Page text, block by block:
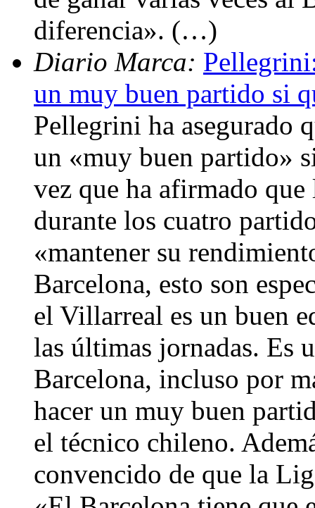
diferencia». (…)
Diario Marca:
un muy buen partido si
Pellegrini ha asegurado
un «muy buen partido»
vez que ha afirmado
durante los cuatro
«mantener su
Barcelona, esto son
el Villarreal es un buen
las últimas jornadas. Es
Barcelona, incluso por
hacer un muy buen
el técnico chileno.
convencido de que la